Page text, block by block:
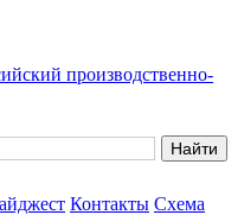
производственно-
Контакты Схема